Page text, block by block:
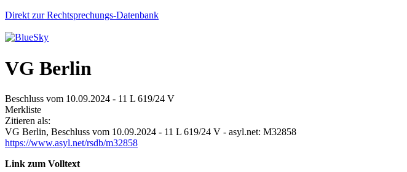
Direkt zur Rechtsprechungs-Datenbank
VG Berlin
Beschluss vom 10.09.2024 - 11 L 619/24 V
Merkliste
Zitieren als:
VG Berlin, Beschluss vom 10.09.2024 - 11 L 619/24 V - asyl.net: M32858
https://www.asyl.net/rsdb/m32858
Link zum Volltext